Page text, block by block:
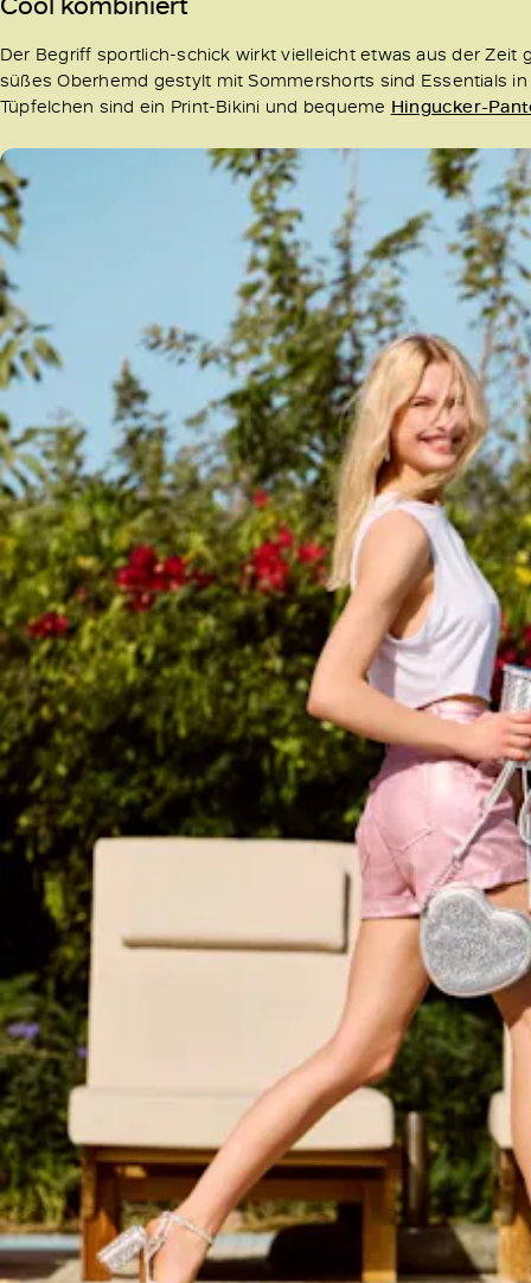
Der Begriff sportlich-schick wirkt vielleicht etwas aus der Zeit
süßes Oberhemd gestylt mit Sommershorts sind Essentials
Tüpfelchen sind ein Print-Bikini und bequeme Hingucker-